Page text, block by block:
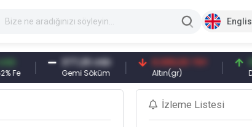
377,25 USD
Gemi Söküm
6.089,00 TRY
Altın(gr)
95,00
Demir
İzleme Listesi